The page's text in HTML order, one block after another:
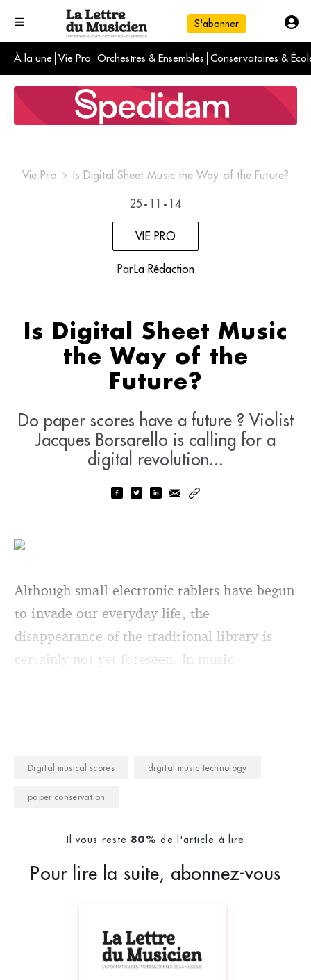
S'abonner
À la une Vie Pro Orchestres & Ensembles Conservatoires &
L'info du jour
Le numéro du mois
International
Vie Pro Is Digital Sheet Music the Way of the Future?
25 • 11 • 14
VIE PRO
ParLa Rédaction
Is Digital Sheet Music
the Way of the
Future?
Do paper scores have a future ? Violist
Jacques Borsarello is calling for a
digital revolution...
Although small electronic tablets have begun
to invade our everyday life, the
disappearance of the traditional library is
certainly not yet foreseen. In music
Digital musical scores digital music technology
paper conservation
Il vous reste 80% de l'article à lire
Pour lire la suite, abonnez-vous